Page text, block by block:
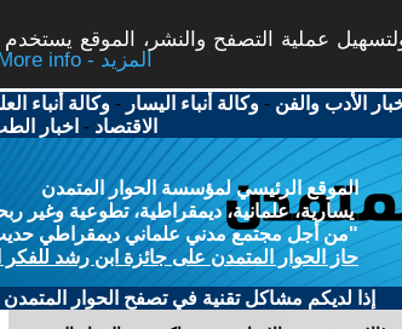
عملية التصفح والنشر، الموقع
More info - المزيد
الأدب والفن -وكالة أنباء اليسار -وكالة أنباء
الاقتصاد - اخبار
الموقع الرئيسي لمؤسسة الحوار المتمدن
يسارية، علمانية، ديمقراطية، تطوعية وغير
"من أجل مجتمع مدني علماني ديمقراطي حديث
حاز الحوار المتمدن على جائزة ابن رشد للفكر
إذا لديكم مشاكل تقنية في تصفح الحوار المتمدن